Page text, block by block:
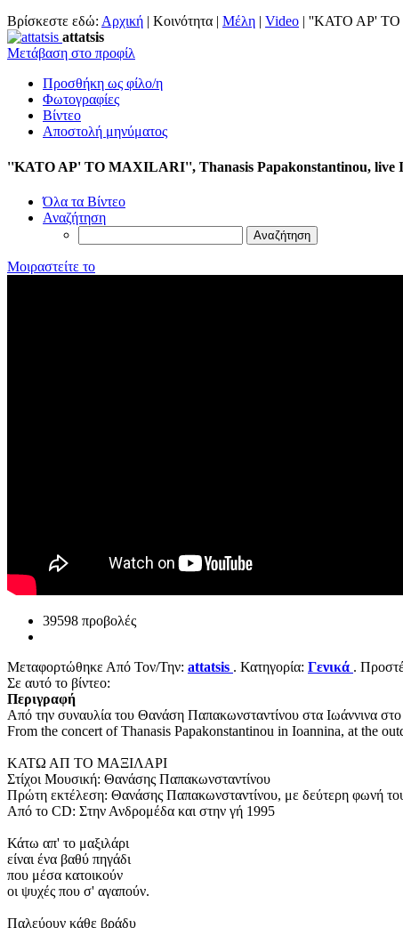
Βρίσκεστε εδώ: Αρχική | Κοινότητα | Μέλη | Video | ''KATO AP' TO
attatsis
Μετάβαση στο προφίλ
Προσθήκη ως φίλο/η
Φωτογραφίες
Βίντεο
Αποστολή μηνύματος
''KATO AP' TO MAXILARI'', Thanasis Papakonstantinou, live
Όλα τα Βίντεο
Αναζήτηση
Μοιραστείτε το
39598 προβολές
Μεταφορτώθηκε Από Τον/Την: attatsis . Κατηγορία: Γενικά .
Σε αυτό το βίντεο:
Περιγραφή
Από την συναυλία του Θανάση Παπακωνσταντίνου στα Ιωάννινα
From the concert of Thanasis Papakonstantinou in Ioannina, at the
ΚΑΤΩ ΑΠ ΤΟ ΜΑΞΙΛΑΡΙ
Στίχοι Μουσική: Θανάσης Παπακωνσταντίνου
Πρώτη εκτέλεση: Θανάσης Παπακωνσταντίνου, με δεύτερη φωνή
Από το CD: Στην Ανδρομέδα και στην γή 1995
Κάτω απ' το μαξιλάρι
είναι ένα βαθύ πηγάδι
που μέσα κατοικούν
οι ψυχές που σ' αγαπούν.
Παλεύουν κάθε βράδυ